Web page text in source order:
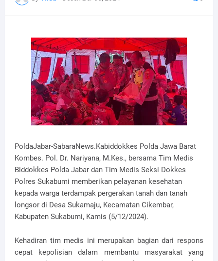
PoldaJabar-SabaraNews.Kabiddokkes Polda Jawa Barat
Kombes. Pol. Dr. Nariyana, M.Kes., bersama Tim Medis
Biddokkes Polda Jabar dan Tim Medis Seksi Dokkes
Polres Sukabumi memberikan pelayanan kesehatan
kepada warga terdampak pergerakan tanah dan tanah
longsor di Desa Sukamaju, Kecamatan Cikembar,
Kabupaten Sukabumi, Kamis (5/12/2024).
Kehadiran tim medis ini merupakan bagian dari respons
cepat kepolisian dalam membantu masyarakat yang